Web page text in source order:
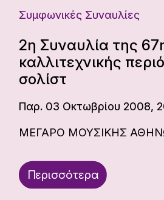
Συμφωνικές Συναυλίες
2η Συναυλία της
καλλιτεχνικής
σολίστ
Παρ. 03 Οκτωβρίου 2008,
ΜΕΓΑΡΟ ΜΟΥΣΙΚΗΣ
Περισσότερα